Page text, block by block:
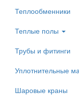
Теплообменники
Теплые полы
Трубы и фитинги
Уплотнительные
Шаровые краны